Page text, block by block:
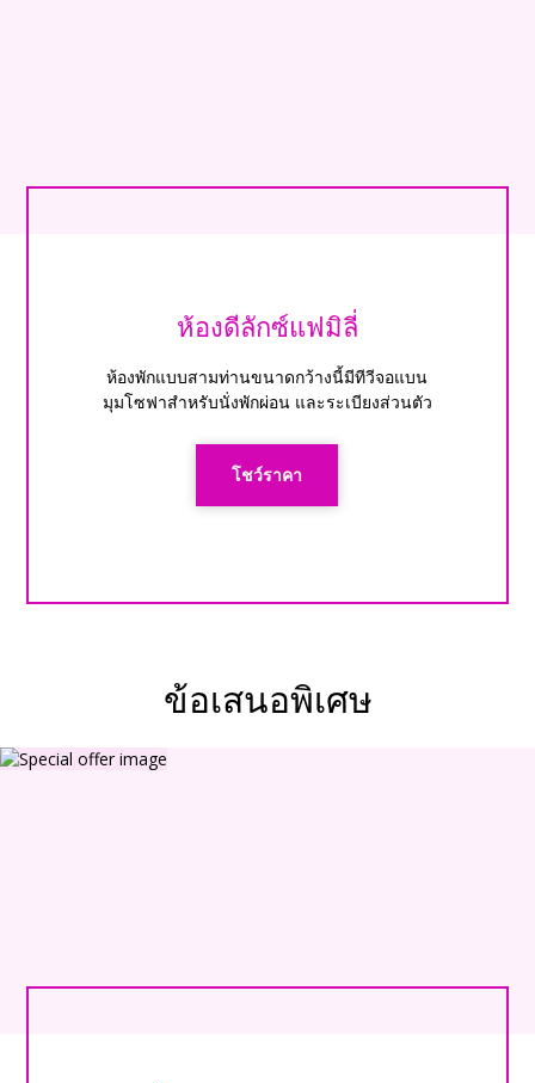
ห้องดีลักซ์แฟมิลี่
ห้องพักแบบสามท่านขนาดกว้างนี้มีทีวีจอแบน
มุมโซฟาสำหรับนั่งพักผ่อน และระเบียงส่วนตัว
โชว์ราคา
ข้อเสนอพิเศษ